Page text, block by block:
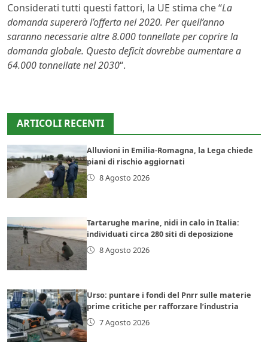
Considerati tutti questi fattori, la UE stima che “La
domanda supererà l’offerta nel 2020. Per quell’anno
saranno necessarie altre 8.000 tonnellate per coprire la
domanda globale. Questo deficit dovrebbe aumentare a
64.000 tonnellate nel 2030“.
ARTICOLI RECENTI
Alluvioni in Emilia-Romagna, la Lega chiede
piani di rischio aggiornati
8 Agosto 2026
Tartarughe marine, nidi in calo in Italia:
individuati circa 280 siti di deposizione
8 Agosto 2026
Urso: puntare i fondi del Pnrr sulle materie
prime critiche per rafforzare l’industria
7 Agosto 2026